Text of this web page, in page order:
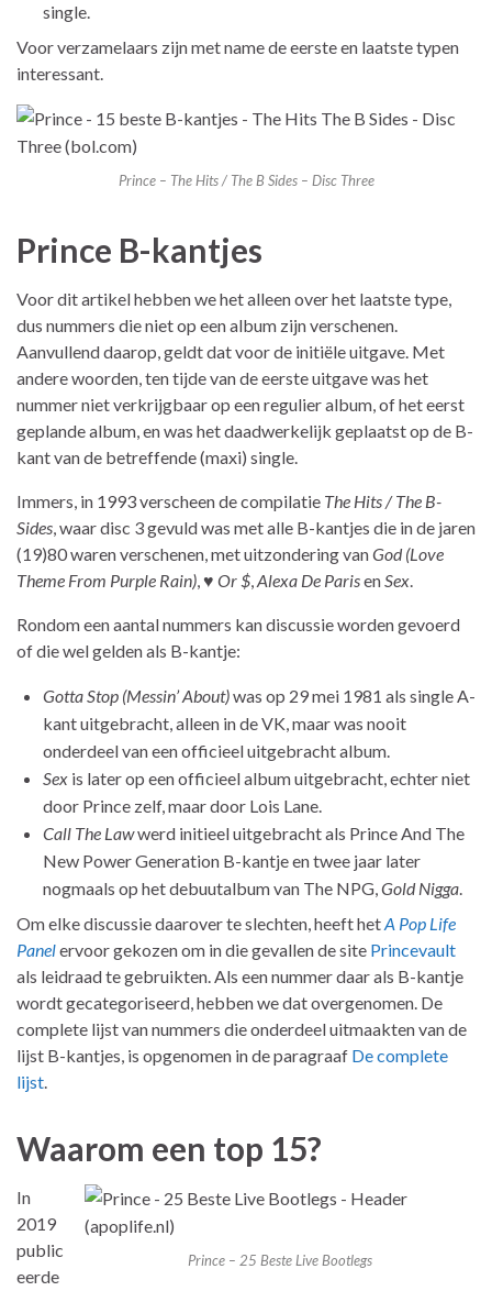
single.
Voor verzamelaars zijn met name de eerste en laatste typen
interessant.
Prince – The Hits / The B Sides – Disc Three
Prince B-kantjes
Voor dit artikel hebben we het alleen over het laatste type,
dus nummers die niet op een album zijn verschenen.
Aanvullend daarop, geldt dat voor de initiële uitgave. Met
andere woorden, ten tijde van de eerste uitgave was het
nummer niet verkrijgbaar op een regulier album, of het eerst
geplande album, en was het daadwerkelijk geplaatst op de B-
kant van de betreffende (maxi) single.
Immers, in 1993 verscheen de compilatie The Hits / The B-
Sides, waar disc 3 gevuld was met alle B-kantjes die in de jaren
(19)80 waren verschenen, met uitzondering vanGod (Love
Theme From Purple Rain), ♥ Or $,Alexa De ParisenSex.
Rondom een aantal nummers kan discussie worden gevoerd
of die wel gelden als B-kantje:
Gotta Stop (Messin’ About)was op 29 mei 1981 als single A-
kant uitgebracht, alleen in de VK, maar was nooit
onderdeel van een officieel uitgebracht album.
Sex is later op een officieel album uitgebracht, echter niet
door Prince zelf, maar door Lois Lane.
Call The Lawwerd initieel uitgebracht als Prince And The
New Power Generation B-kantje en twee jaar later
nogmaals op het debuutalbum van The NPG,Gold Nigga.
Om elke discussie daarover te slechten, heeft hetA Pop Life
Panelervoor gekozen om in die gevallen de site Princevault
als leidraad te gebruikten. Als een nummer daar als B-kantje
wordt gecategoriseerd, hebben we dat overgenomen. De
complete lijst van nummers die onderdeel uitmaakten van de
lijst B-kantjes, is opgenomen in de paragraaf De complete
lijst.
Waarom een top 15?
Prince – 25 Beste Live Bootlegs
In
2019
public
eerde